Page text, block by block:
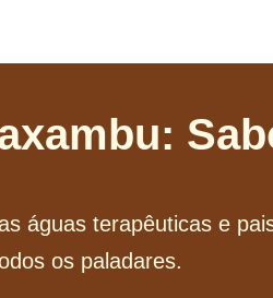
águas terapêuticas e
os paladares.